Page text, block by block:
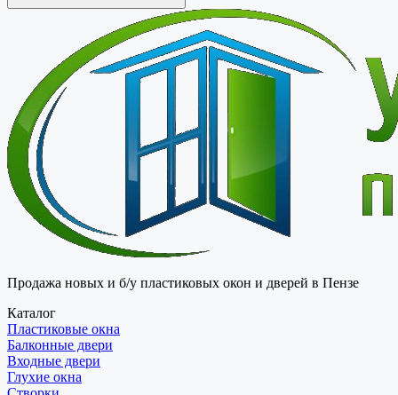
Продажа новых и б/у пластиковых окон и дверей в Пензе
Каталог
Пластиковые окна
Балконные двери
Входные двери
Глухие окна